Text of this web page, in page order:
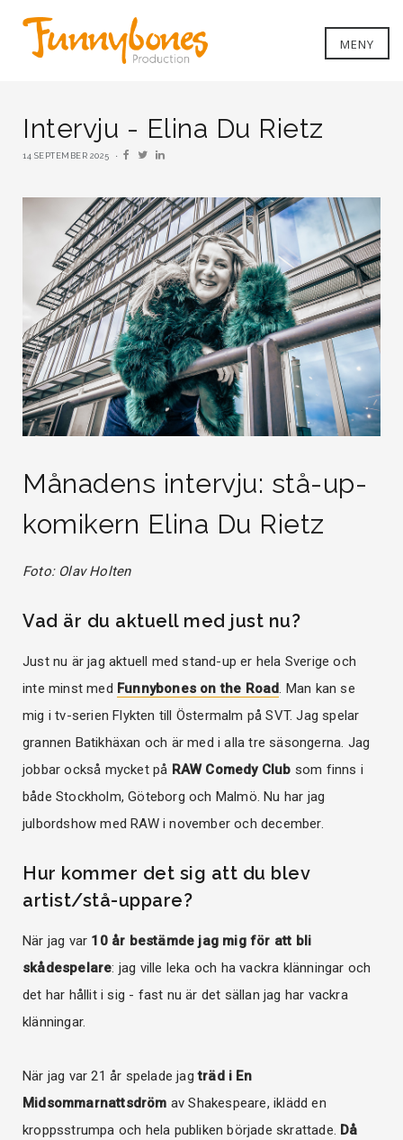
MENY
Intervju - Elina Du Rietz
14 SEPTEMBER 2025
Månadens intervju: stå-up-
komikern Elina Du Rietz
Foto: Olav Holten
Vad är du aktuell med just nu?
Just nu är jag aktuell med stand-up er hela Sverige och
inte minst med Funnybones on the Road. Man kan se
mig i tv-serien Flykten till Östermalm på SVT. Jag spelar
grannen Batikhäxan och är med i alla tre säsongerna. Jag
jobbar också mycket på RAW Comedy Club som finns i
både Stockholm, Göteborg och Malmö. Nu har jag
julbordshow med RAW i november och december.
Hur kommer det sig att du blev
artist/stå-uppare?
När jag var 10 år bestämde jag mig för att bli
skådespelare: jag ville leka och ha vackra klänningar och
det har hållit i sig - fast nu är det sällan jag har vackra
klänningar.
När jag var 21 år spelade jagträd i En
Midsommarnattsdröm av Shakespeare, iklädd en
kroppsstrumpa och hela publiken började skrattade. Då